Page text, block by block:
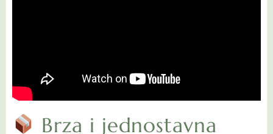
Brza i jednostavna